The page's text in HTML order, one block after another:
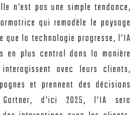
n’est pas une simple tendance,
qui remodèle le paysage
que la technologie progresse, l’IA
en plus central dans la manière
avec leurs clients,
et prennent des décisions
d’ici 2025, l’IA sera